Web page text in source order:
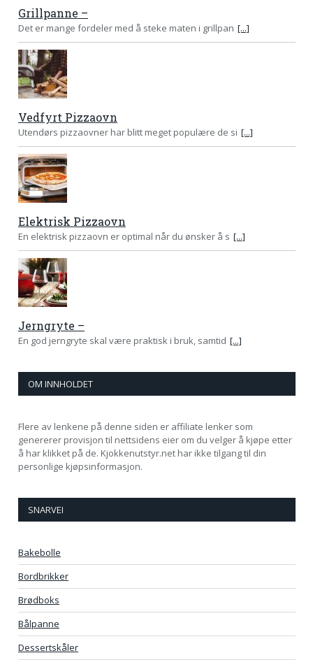
Grillpanne –
Det er mange fordeler med å steke maten i grillpan [...]
Vedfyrt Pizzaovn
Utendørs pizzaovner har blitt meget populære de si [...]
Elektrisk Pizzaovn
En elektrisk pizzaovn er optimal når du ønsker å s [...]
Jerngryte –
En god jerngryte skal være praktisk i bruk, samtid [...]
OM INNHOLDET
Flere av lenkene på denne siden er affiliate lenker som
genererer provisjon til nettsidens eier om du velger å kjøpe etter
å har klikket på de. Kjokkenutstyr.net har ikke tilgang til din
personlige kjøpsinformasjon.
SNARVEI
Bakebolle
Bordbrikker
Brødboks
Bålpanne
Dessertskåler